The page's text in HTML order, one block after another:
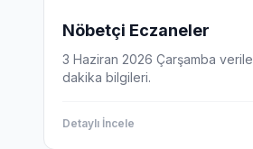
Nöbetçi Eczaneler
3 Haziran 2026 Çarşamba
dakika bilgileri.
Detaylı İncele